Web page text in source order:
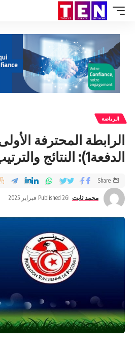
الرياضة
الدفعة1): النتائج والترتيب المؤقت
محمد ثابت Published 26 فبراير 2025
Share